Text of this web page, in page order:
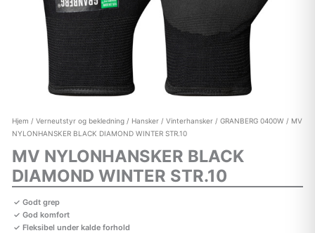
Hjem / Verneutstyr og bekledning/ Hansker/ Vinterhansker/ GRANBERG 0400W / MV
NYLONHANSKER BLACK DIAMOND WINTER STR.10
MV NYLONHANSKER BLACK
DIAMOND WINTER STR.10
Godt grep
God komfort
Fleksibel under kalde forhold